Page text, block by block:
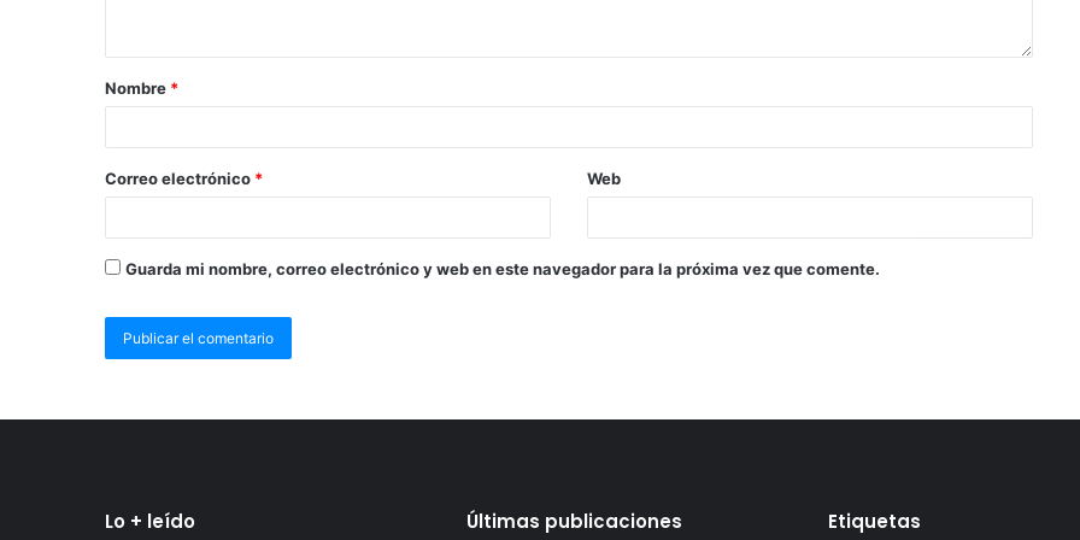
Nombre *
Correo electrónico * Web
Guarda mi nombre, correo electrónico y web en este navegador para la próxima vez que comente.
Lo + leído Últimas publicaciones Etiquetas